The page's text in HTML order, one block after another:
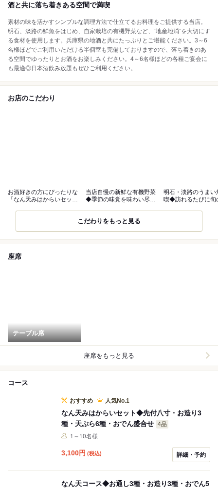
酒と共に落ち着きある空間で満喫
素材の味を活かすシンプルな調理方法で仕立てるお料理をご提供する当店。
明石、淡路の鮮魚をはじめ、自家栽培の有機野菜など、“地産地消”を大切にす
る食材を使用します。兵庫県の地酒と共にたっぷりとご堪能ください。3～6
名様ほどでご利用いただける半個室も完備しておりますので、落ち着きのあ
る空間でゆったりとお酒をお楽しみください。4～6名様ほどの各種ご宴会に
も最適◎日本酒飲み放題もぜひご利用ください。
お店のこだわり
お酒好きの方にぴったりな
「なん天みはからいセッ
当店自慢の新鮮な有機野菜
◆季節の味覚を味わい尽く
明石・淡路のうまい
喫◆訪れるたびに旬
こだわりをもっと見る
座席
テーブル席
座席をもっと見る
コース
おすすめ 人気No.1
なん天みはからいセット◆先付八寸・お造り3
種・天ぷら6種・おでん盛合せ 4品
1～10名様
3,100円 (税込) 詳細・予約
なん天コース◆お通し3種・お造り3種・おでん5